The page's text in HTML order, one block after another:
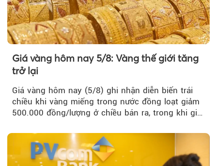
Giá vàng hôm nay 5/8: Vàng thế giới tăng
trở lại
Giá vàng hôm nay (5/8) ghi nhận diễn biến trái
chiều khi vàng miếng trong nước đồng loạt giảm
500.000 đồng/lượng ở chiều bán ra, trong khi giá
thương hiệu.